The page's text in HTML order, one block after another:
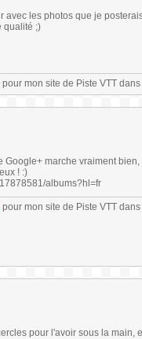
les photos que je
qualité ;)
pour mon site de Piste VTT
marche vraiment
! :)
albums?hl=fr
pour mon site de Piste VTT
pour l'avoir sous la main,